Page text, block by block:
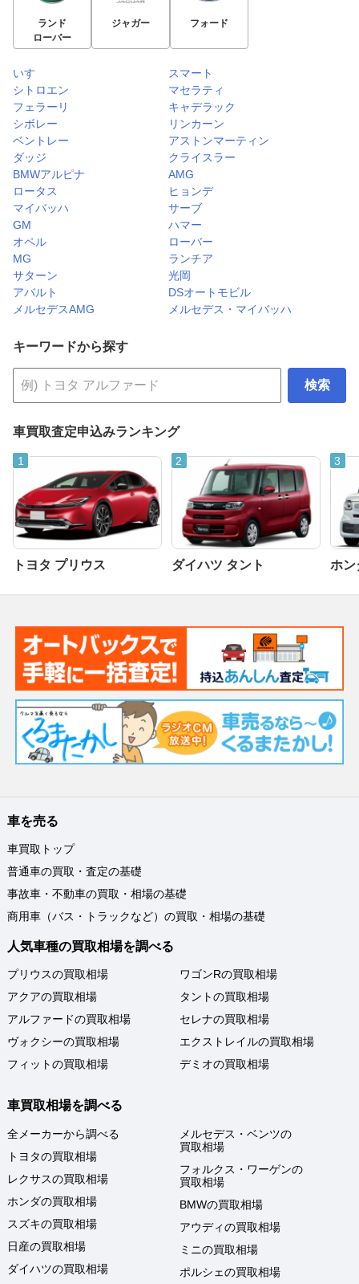
ランド
ローバー
ジャガー フォード
いすゞ
スマート
シトロエン
マセラティ
フェラーリ
キャデラック
シボレー
リンカーン
ベントレー
アストンマーティン
ダッジ
クライスラー
BMWアルピナ
AMG
ロータス
ヒョンデ
マイバッハ
サーブ
GM
ハマー
オペル
ローバー
MG
ランチア
サターン
光岡
アバルト
DSオートモビル
メルセデスAMG
メルセデス・マイバッハ
キーワードから探す
検索
車買取査定申込みランキング
トヨタ プリウス ダイハツ タント ホン
車を売る
車買取トップ
普通車の買取・査定の基礎
事故車・不動車の買取・相場の基礎
商用車（バス・トラックなど）の買取・相場の基礎
人気車種の買取相場を調べる
プリウスの買取相場
アクアの買取相場
アルファードの買取相場
ヴォクシーの買取相場
フィットの買取相場
ワゴンRの買取相場
タントの買取相場
セレナの買取相場
エクストレイルの買取相場
デミオの買取相場
車買取相場を調べる
全メーカーから調べる
トヨタの買取相場
レクサスの買取相場
ホンダの買取相場
スズキの買取相場
日産の買取相場
ダイハツの買取相場
メルセデス・ベンツの
買取相場
フォルクス・ワーゲンの
買取相場
BMWの買取相場
アウディの買取相場
ミニの買取相場
ポルシェの買取相場